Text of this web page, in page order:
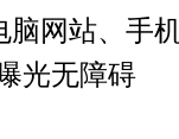
脑网站、手
光无障碍